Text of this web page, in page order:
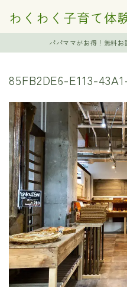
わくわく子育て体
パパママがお得！無料お
85FB2DE6-E113-